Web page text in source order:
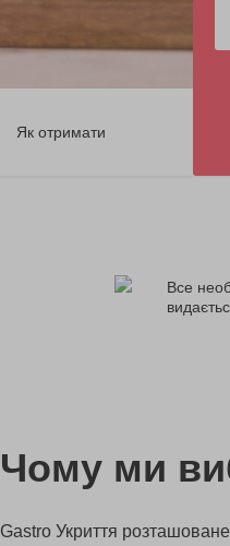
Як отримати
Все
Чому ми
Gastro Укриття